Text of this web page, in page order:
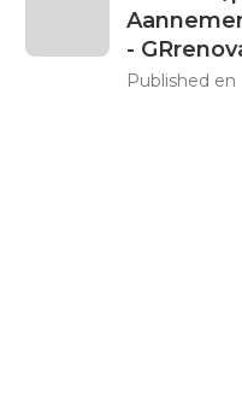
-
Published en